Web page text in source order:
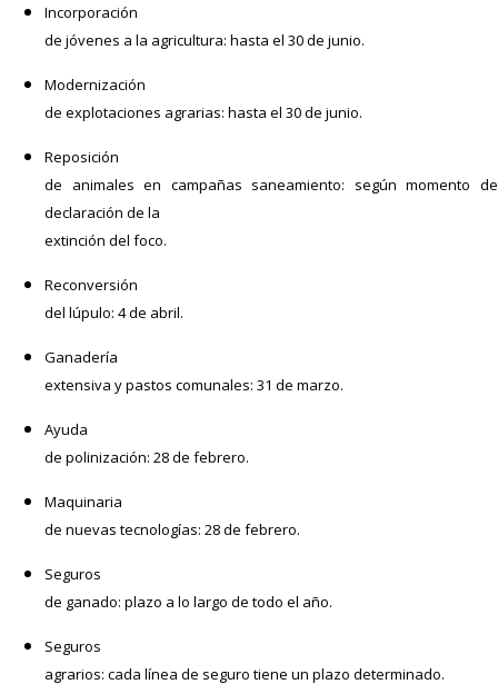
Incorporación
de jóvenes a la agricultura: hasta el 30 de junio.
Modernización
de explotaciones agrarias: hasta el 30 de junio.
Reposición
de animales en campañas saneamiento: según momento de
declaración de la
extinción del foco.
Reconversión
del lúpulo: 4 de abril.
Ganadería
extensiva y pastos comunales: 31 de marzo.
Ayuda
de polinización: 28 de febrero.
Maquinaria
de nuevas tecnologías: 28 de febrero.
Seguros
de ganado: plazo a lo largo de todo el año.
Seguros
agrarios: cada línea de seguro tiene un plazo determinado.